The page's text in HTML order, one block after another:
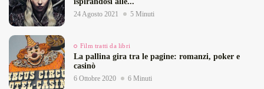
24 Agosto 2021 5 Minuti
Film tratti da libri
La pallina gira tra le pagine: romanzi, poker e
casinò
6 Ottobre 2020 6 Minuti